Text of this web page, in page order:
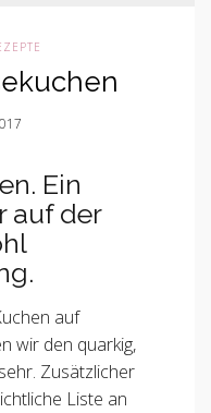
Ein
auf der
auf
wir den quarkig,
Zusätzlicher
Liste an